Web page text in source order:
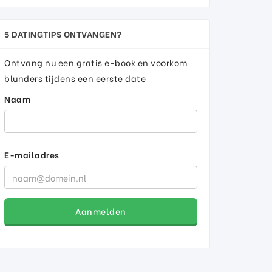
5 DATINGTIPS ONTVANGEN?
Ontvang nu een gratis e-book en voorkom
blunders tijdens een eerste date
Naam
E-mailadres
Aanmelden